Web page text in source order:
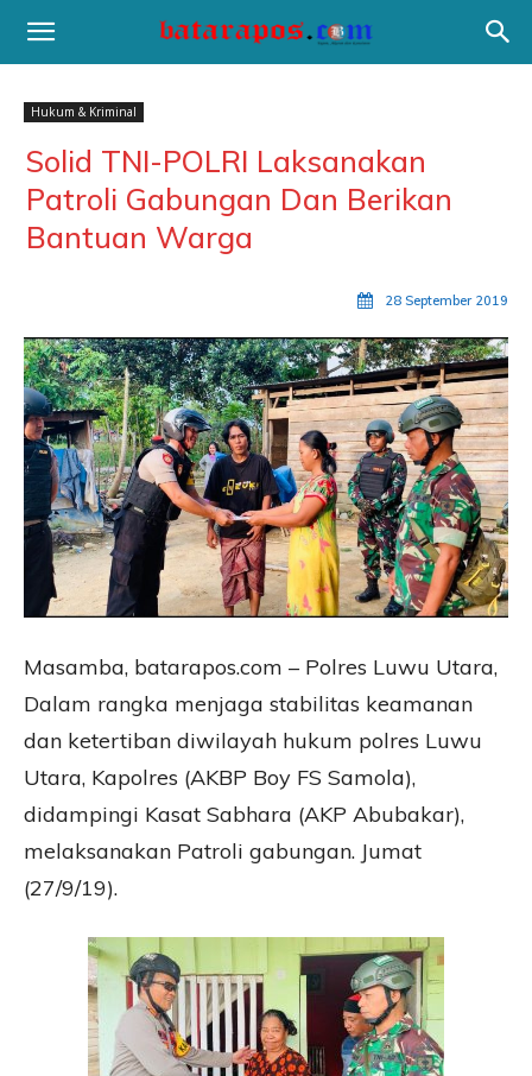
Hukum & Kriminal
Solid TNI-POLRI Laksanakan
Patroli Gabungan Dan Berikan
Bantuan Warga
28 September 2019
Masamba, batarapos.com – Polres Luwu Utara,
Dalam rangka menjaga stabilitas keamanan
dan ketertiban diwilayah hukum polres Luwu
Utara, Kapolres (AKBP Boy FS Samola),
didampingi Kasat Sabhara (AKP Abubakar),
melaksanakan Patroli gabungan. Jumat
(27/9/19).